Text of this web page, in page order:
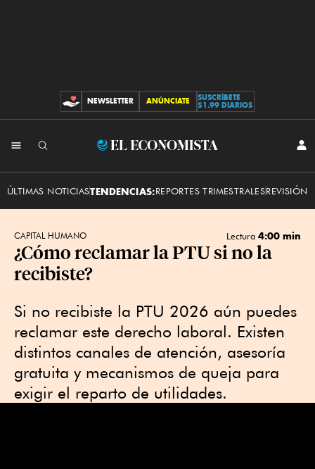
CONTRIBUCIONES
NEWSLETTER ANÚNCIATE
SUSCRÍBETE
$1.99 DIARIOS
El
ÚLTIMAS NOTICIASTENDENCIAS:REPORTES TRIMESTRALESREVISIÓN
CAPITAL HUMANO Lectura 4:00 min
¿Cómo reclamar la PTU si no la
recibiste?
Si no recibiste la PTU 2026 aún puedes
reclamar este derecho laboral. Existen
distintos canales de atención, asesoría
gratuita y mecanismos de queja para
exigir el reparto de utilidades.